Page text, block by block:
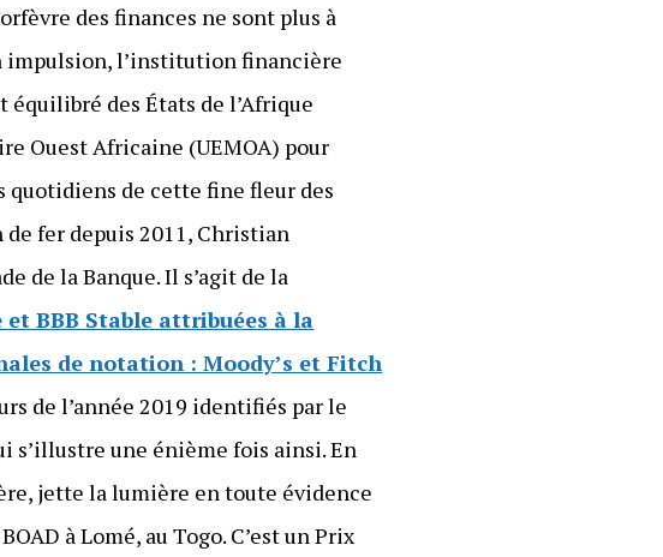
des finances ne sont plus à
impulsion, l’institution financière
des États de l’Afrique
Ouest Africaine (UEMOA) pour
quotidiens de cette fine fleur des
fer depuis 2011, Christian
de la Banque. Il s’agit de la
BBB Stable attribuées à la
de notation : Moody’s et Fitch
de l’année 2019 identifiés par le
s’illustre une énième fois ainsi. En
jette la lumière en toute évidence
à Lomé, au Togo. C’est un Prix